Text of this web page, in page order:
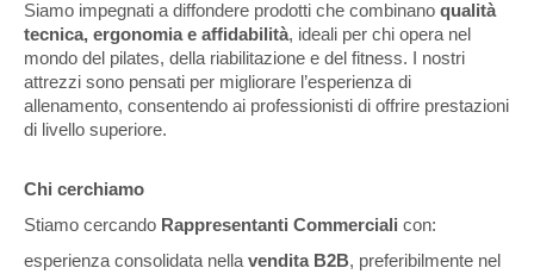
Siamo impegnati a diffondere prodotti che combinano qualità
tecnica, ergonomia e affidabilità, ideali per chi opera nel
mondo del pilates, della riabilitazione e del fitness. I nostri
attrezzi sono pensati per migliorare l’esperienza di
allenamento, consentendo ai professionisti di offrire prestazioni
di livello superiore.
Chi cerchiamo
Stiamo cercando Rappresentanti Commerciali con:
esperienza consolidata nellavendita B2B, preferibilmente nel